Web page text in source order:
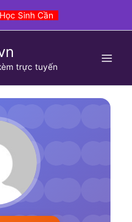
Sinh Cần
trực tuyến